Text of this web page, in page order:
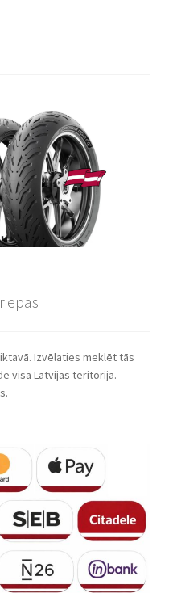
Izvēlaties meklēt tās
visā Latvijas teritorijā.